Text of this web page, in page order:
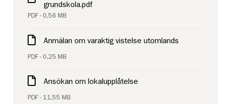
grundskola.pdf
PDF - 0,56 MB
Anmälan om varaktig vistelse utomlands
PDF - 0,25 MB
Ansökan om lokalupplåtelse
PDF - 11,55 MB